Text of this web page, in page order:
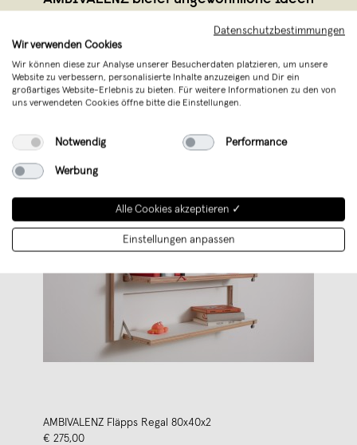
für flexibles, individualisertes und
raumsparendes Wohnen.
AMBIVALENZ Fläpps Regal 80x40x2
€ 275,00
Datenschutzbestimmungen
Wir verwenden Cookies
Wir können diese zur Analyse unserer Besucherdaten platzieren, um unsere
Website zu verbessern, personalisierte Inhalte anzuzeigen und Dir ein
großartiges Website-Erlebnis zu bieten. Für weitere Informationen zu den von
uns verwendeten Cookies öffne bitte die Einstellungen.
Notwendig Performance
Werbung
Alle Cookies akzeptieren ✓
Einstellungen anpassen